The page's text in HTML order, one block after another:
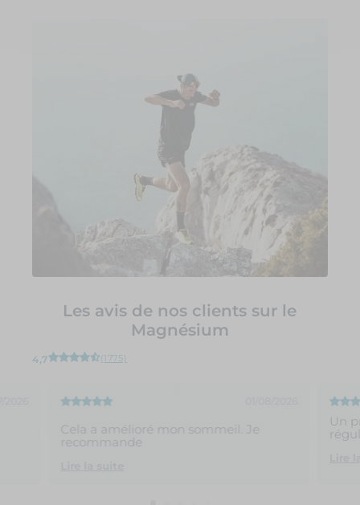
Les avis de nos clients sur le
Magnésium
4,7 (1775)
Cela a amélioré mon sommeil. Je
recommande
Un